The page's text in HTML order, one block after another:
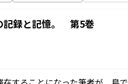
記録と記憶。 第5巻